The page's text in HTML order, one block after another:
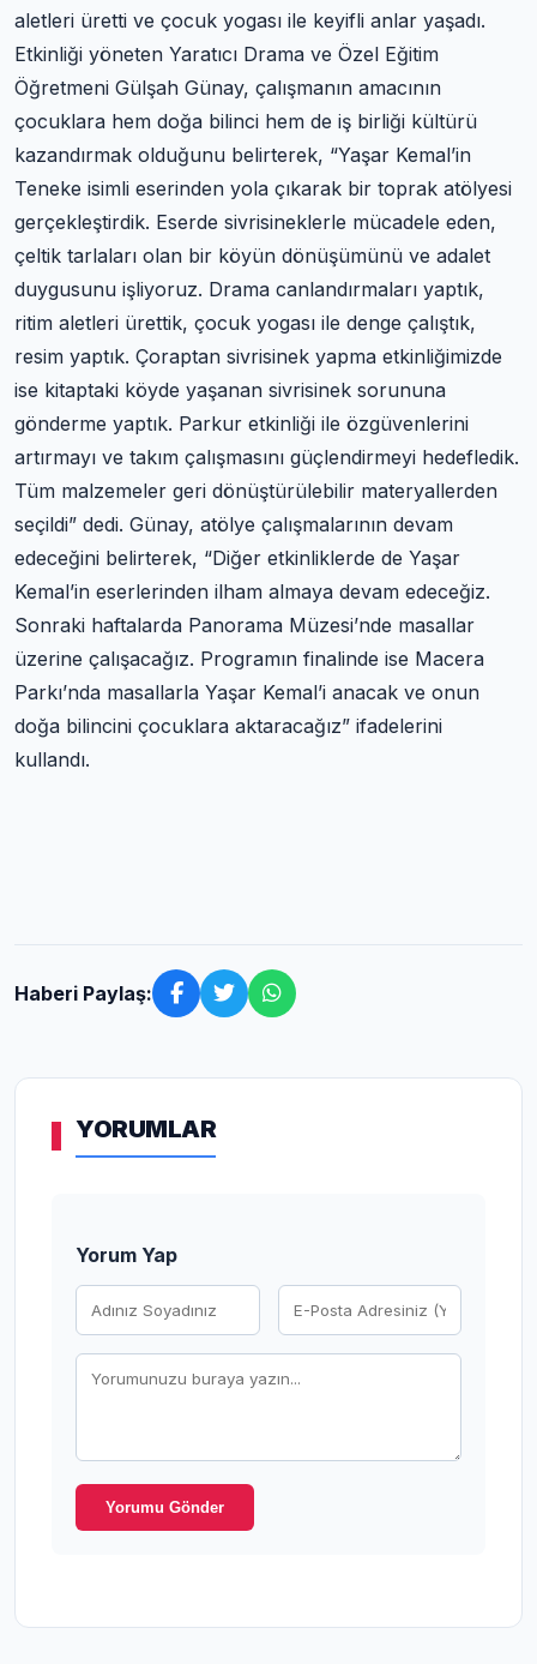
aletleri üretti ve çocuk yogası ile keyifli anlar yaşadı.
Etkinliği yöneten Yaratıcı Drama ve Özel Eğitim
Öğretmeni Gülşah Günay, çalışmanın amacının
çocuklara hem doğa bilinci hem de iş birliği kültürü
kazandırmak olduğunu belirterek, “Yaşar Kemal’in
Teneke isimli eserinden yola çıkarak bir toprak atölyesi
gerçekleştirdik. Eserde sivrisineklerle mücadele eden,
çeltik tarlaları olan bir köyün dönüşümünü ve adalet
duygusunu işliyoruz. Drama canlandırmaları yaptık,
ritim aletleri ürettik, çocuk yogası ile denge çalıştık,
resim yaptık. Çoraptan sivrisinek yapma etkinliğimizde
ise kitaptaki köyde yaşanan sivrisinek sorununa
gönderme yaptık. Parkur etkinliği ile özgüvenlerini
artırmayı ve takım çalışmasını güçlendirmeyi hedefledik.
Tüm malzemeler geri dönüştürülebilir materyallerden
seçildi” dedi. Günay, atölye çalışmalarının devam
edeceğini belirterek, “Diğer etkinliklerde de Yaşar
Kemal’in eserlerinden ilham almaya devam edeceğiz.
Sonraki haftalarda Panorama Müzesi’nde masallar
üzerine çalışacağız. Programın finalinde ise Macera
Parkı’nda masallarla Yaşar Kemal’i anacak ve onun
doğa bilincini çocuklara aktaracağız” ifadelerini
kullandı.
Haberi Paylaş:
YORUMLAR
Yorum Yap
Yorumu Gönder